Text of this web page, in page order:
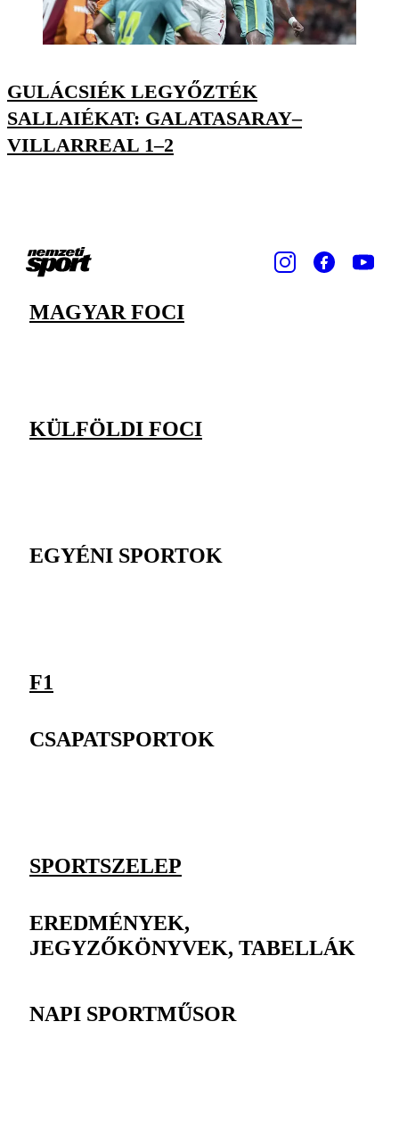
GULÁCSIÉK LEGYŐZTÉK
SALLAIÉKAT: GALATASARAY–
VILLARREAL 1–2
MAGYAR FOCI
KÜLFÖLDI FOCI
EGYÉNI SPORTOK
F1
CSAPATSPORTOK
SPORTSZELEP
EREDMÉNYEK,
JEGYZŐKÖNYVEK, TABELLÁK
NAPI SPORTMŰSOR